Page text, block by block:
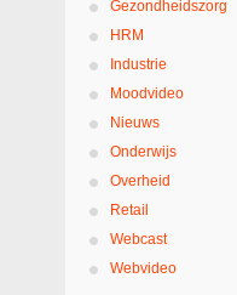
Gezondheidszorg
HRM
Industrie
Moodvideo
Nieuws
Onderwijs
Overheid
Retail
Webcast
Webvideo